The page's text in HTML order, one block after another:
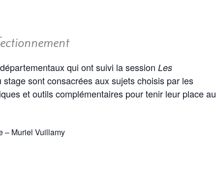
qui ont suivi la session Les
sont consacrées aux sujets choisis par les
et outils complémentaires pour tenir leur place au
– Muriel Vuillamy